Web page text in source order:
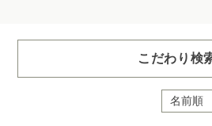
こだわり検
容量・用途で絞り込む ※一つお